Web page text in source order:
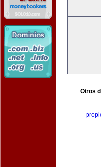
Otros